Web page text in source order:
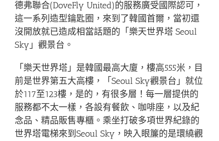
德弗聯合(DoveFly United)的服務廣受國際認可，
這一系列造型鑰匙圈，來到了韓國首爾，當初還
沒開放就已造成相當話題的「樂天世界塔 Seoul
Sky」觀景台。
「樂天世界塔」是韓國最高大廈，樓高555米，目
前是世界第五大高樓，「Seoul Sky觀景台」就位
於117至123樓，是的，有很多層！每一層提供的
服務都不太一樣，各設有餐飲、咖啡座，以及紀
念品、精品販售專櫃。乘坐打破多項世界紀錄的
世界塔電梯來到Seoul Sky，映入眼簾的是環繞觀